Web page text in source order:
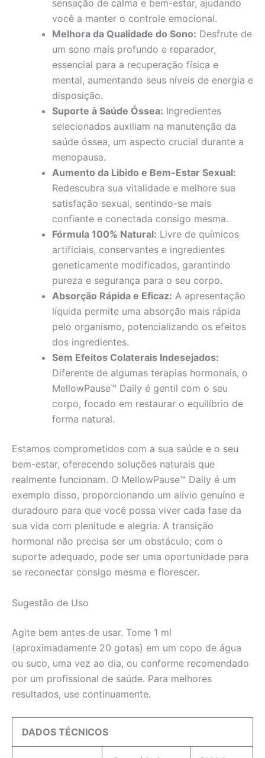
sensação de calma e bem-estar, ajudando
você a manter o controle emocional.
Melhora da Qualidade do Sono: Desfrute de
um sono mais profundo e reparador,
essencial para a recuperação física e
mental, aumentando seus níveis de energia e
disposição.
Suporte à Saúde Óssea: Ingredientes
selecionados auxiliam na manutenção da
saúde óssea, um aspecto crucial durante a
menopausa.
Aumento da Libido e Bem-Estar Sexual:
Redescubra sua vitalidade e melhore sua
satisfação sexual, sentindo-se mais
confiante e conectada consigo mesma.
Fórmula 100% Natural: Livre de químicos
artificiais, conservantes e ingredientes
geneticamente modificados, garantindo
pureza e segurança para o seu corpo.
Absorção Rápida e Eficaz: A apresentação
líquida permite uma absorção mais rápida
pelo organismo, potencializando os efeitos
dos ingredientes.
Sem Efeitos Colaterais Indesejados:
Diferente de algumas terapias hormonais, o
MellowPause™ Daily é gentil com o seu
corpo, focado em restaurar o equilíbrio de
forma natural.
Estamos comprometidos com a sua saúde e o seu
bem-estar, oferecendo soluções naturais que
realmente funcionam. O MellowPause™ Daily é um
exemplo disso, proporcionando um alívio genuíno e
duradouro para que você possa viver cada fase da
sua vida com plenitude e alegria. A transição
hormonal não precisa ser um obstáculo; com o
suporte adequado, pode ser uma oportunidade para
se reconectar consigo mesma e florescer.
Sugestão de Uso
Agite bem antes de usar. Tome 1 ml
(aproximadamente 20 gotas) em um copo de água
ou suco, uma vez ao dia, ou conforme recomendado
por um profissional de saúde. Para melhores
resultados, use continuamente.
DADOS TÉCNICOS